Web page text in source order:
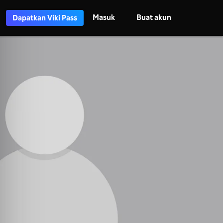
Dapatkan Viki Pass Masuk Buat akun